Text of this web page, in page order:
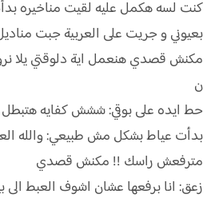
كنت لسه هكمل عليه لقيت مناخيره
بعيوني و جريت على العربية جبت
مكنش قصدي هنعمل اية دلوقتي يلا
ن
حط ايده على بوقي: ششش كفايه هتبطل
بدأت عياط بشكل مش طبيعي: والله
مترفعش راسك !! مكنش قصدي
زعق: انا برفعها عشان اشوف العبط